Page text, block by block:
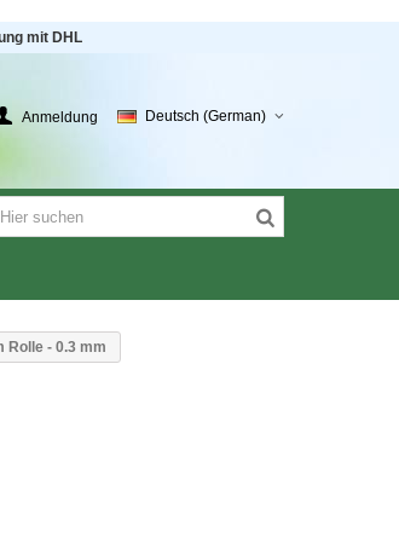
mit DHL
Anmeldung Deutsch (German)
Rolle - 0.3 mm